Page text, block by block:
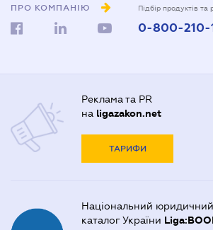
ПРО КОМПАНІЮ Підбір продуктів та
0-800-210-
Реклама та PR
на ligazakon.net
ТАРИФИ
Національний юридичний
каталог України